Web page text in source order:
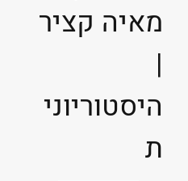
מאיה קציר
|
היסטוריוני
ת